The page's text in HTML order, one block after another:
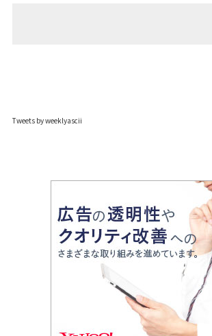
Tweets by weeklyascii